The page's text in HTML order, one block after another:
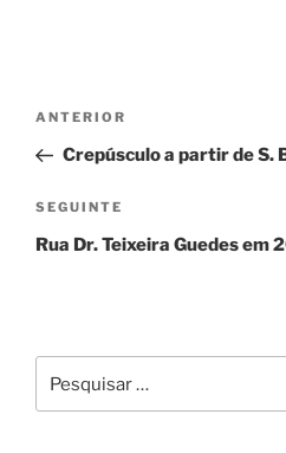
Navegação
artigos
Conteúdo
anterior
ANTERIOR
Crepúsculo a partir de S.
Conteúdo
seguinte
SEGUINTE
Rua Dr. Teixeira Guedes em
por: